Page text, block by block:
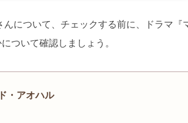
んについて、チェックする前に、ドラマ『
ついて確認しましょう。
・アオハル